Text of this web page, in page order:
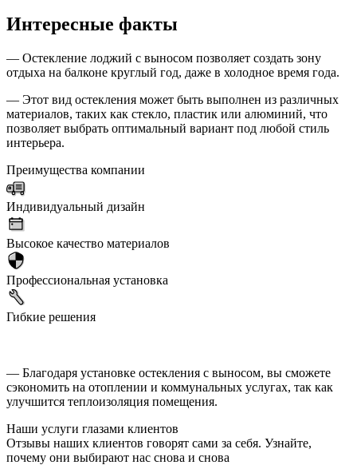
Интересные факты
— Остекление лоджий с выносом позволяет создать зону
отдыха на балконе круглый год, даже в холодное время года.
— Этот вид остекления может быть выполнен из различных
материалов, таких как стекло, пластик или алюминий, что
позволяет выбрать оптимальный вариант под любой стиль
интерьера.
Преимущества компании
Индивидуальный дизайн
Высокое качество материалов
Профессиональная установка
Гибкие решения
— Благодаря установке остекления с выносом, вы сможете
сэкономить на отоплении и коммунальных услугах, так как
улучшится теплоизоляция помещения.
Наши услуги глазами клиентов
Отзывы наших клиентов говорят сами за себя. Узнайте,
почему они выбирают нас снова и снова